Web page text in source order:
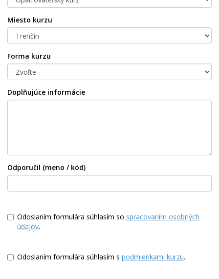
Miesto kurzu
Forma kurzu
Doplňujúce informácie
Odporučil (meno / kód)
Odoslaním formulára súhlasím so spracovaním osobných
údajov.
Odoslaním formulára súhlasím s podmienkami kurzu.